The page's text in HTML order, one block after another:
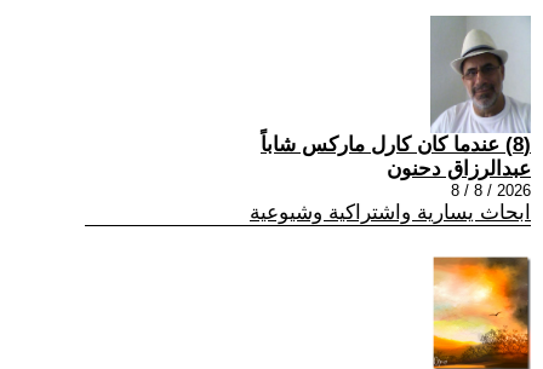
(8) عندما كان كارل ماركس شاباً
عبدالرزاق دحنون
2026 / 8 / 8
ابحاث يسارية واشتراكية وشيوعية